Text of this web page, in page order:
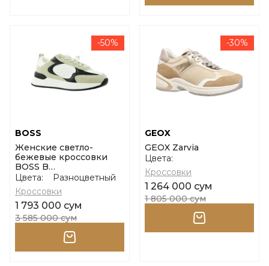
-50%
BOSS
Женские светло-
бежевые кроссовки
BOSS B
Icon_Runn_Sdny1
размер 37
Цвета:
Разноцветный
Кроссовки
1 793 000 сум
3 585 000 сум
-30%
GEOX
GEOX Zarvia
Цвета:
Кроссовки
1 264 000 сум
1 805 000 сум